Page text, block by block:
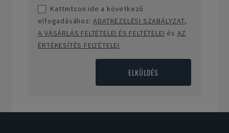
Kattintson ide a következő
elfogadásához: ADATKEZELÉSI SZABÁLYZAT,
A VÁSÁRLÁS FELTÉTELEI ÉS FELTÉTELEI és AZ
ÉRTÉKESÍTÉS FELTÉTELEI
ELKÜLDÉS